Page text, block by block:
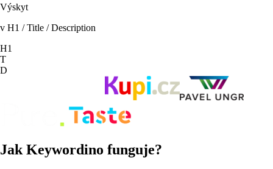
Výskyt
v H1 / Title / Description
H1
T
D
Jak Keywordino funguje?